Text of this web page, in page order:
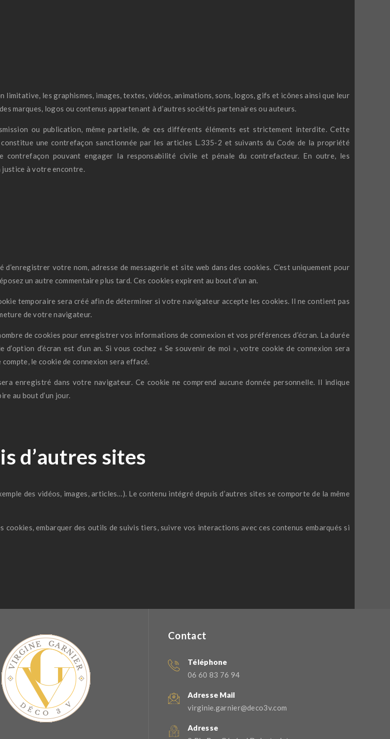
les graphismes, images, textes, vidéos, animations, sons, logos, gifs et icônes ainsi que leur
marques, logos ou contenus appartenant à d’autres sociétés partenaires ou auteurs.
ou publication, même partielle, de ces différents éléments est strictement interdite. Cette
une contrefaçon sanctionnée par les articles L.335-2 et suivants du Code de la propriété
pouvant engager la responsabilité civile et pénale du contrefacteur. En outre, les
à votre encontre.
votre nom, adresse de messagerie et site web dans des cookies. C’est uniquement pour
un autre commentaire plus tard. Ces cookies expirent au bout d’un an.
temporaire sera créé afin de déterminer si votre navigateur accepte les cookies. Il ne contient pas
de votre navigateur.
de cookies pour enregistrer vos informations de connexion et vos préférences d’écran. La durée
d’écran est d’un an. Si vous cochez « Se souvenir de moi », votre cookie de connexion sera
le cookie de connexion sera effacé.
enregistré dans votre navigateur. Ce cookie ne comprend aucune donnée personnelle. Il indique
au bout d’un jour.
d’autres sites
des vidéos, images, articles…). Le contenu intégré depuis d’autres sites se comporte de la même
embarquer des outils de suivis tiers, suivre vos interactions avec ces contenus embarqués si
Contact
Téléphone
06 60 83 76 94
Adresse Mail
virginie.garnier@deco3v.com
Adresse